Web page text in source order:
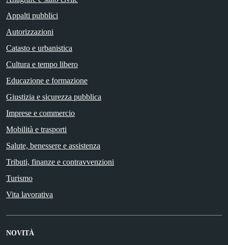
Appalti pubblici
Autorizzazioni
Catasto e urbanistica
Cultura e tempo libero
Educazione e formazione
Giustizia e sicurezza pubblica
Imprese e commercio
Mobilità e trasporti
Salute, benessere e assistenza
Tributi, finanze e contravvenzioni
Turismo
Vita lavorativa
NOVITÀ